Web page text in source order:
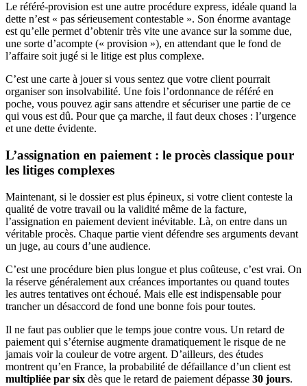
Le référé-provision est une autre procédure express, idéale quand la
dette n’est « pas sérieusement contestable ». Son énorme avantage
est qu’elle permet d’obtenir très vite une avance sur la somme due,
une sorte d’acompte (« provision »), en attendant que le fond de
l’affaire soit jugé si le litige est plus complexe.
C’est une carte à jouer si vous sentez que votre client pourrait
organiser son insolvabilité. Une fois l’ordonnance de référé en
poche, vous pouvez agir sans attendre et sécuriser une partie de ce
qui vous est dû. Pour que ça marche, il faut deux choses : l’urgence
et une dette évidente.
L’assignation en paiement : le procès classique pour
les litiges complexes
Maintenant, si le dossier est plus épineux, si votre client conteste la
qualité de votre travail ou la validité même de la facture,
l’assignation en paiement devient inévitable. Là, on entre dans un
véritable procès. Chaque partie vient défendre ses arguments devant
un juge, au cours d’une audience.
C’est une procédure bien plus longue et plus coûteuse, c’est vrai. On
la réserve généralement aux créances importantes ou quand toutes
les autres tentatives ont échoué. Mais elle est indispensable pour
trancher un désaccord de fond une bonne fois pour toutes.
Il ne faut pas oublier que le temps joue contre vous. Un retard de
paiement qui s’éternise augmente dramatiquement le risque de ne
jamais voir la couleur de votre argent. D’ailleurs, des études
montrent qu’en France, la probabilité de défaillance d’un client est
multipliée par six dès que le retard de paiement dépasse 30 jours.